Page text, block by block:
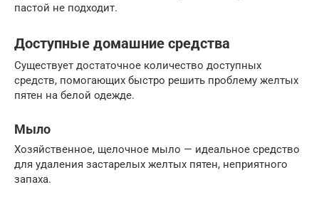
пастой не подходит.
Доступные домашние средства
Существует достаточное количество доступных
средств, помогающих быстро решить проблему желтых
пятен на белой одежде.
Мыло
Хозяйственное, щелочное мыло — идеальное средство
для удаления застарелых желтых пятен, неприятного
запаха.